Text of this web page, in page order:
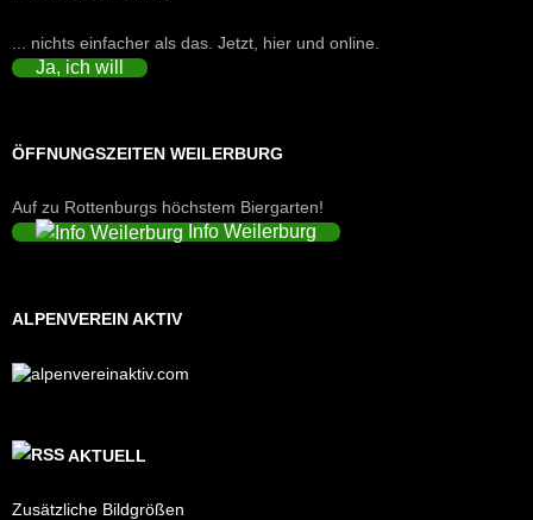
... nichts einfacher als das. Jetzt, hier und online.
Ja, ich will
ÖFFNUNGSZEITEN WEILERBURG
Auf zu Rottenburgs höchstem Biergarten!
Info Weilerburg
ALPENVEREIN AKTIV
AKTUELL
Zusätzliche Bildgrößen